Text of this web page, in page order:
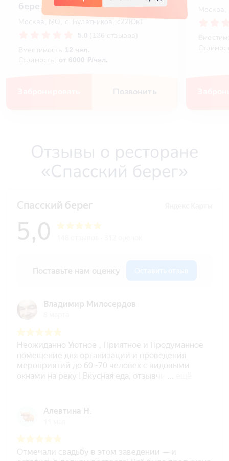
берег
Москва, МО, с. Булатников, с22Юк1
5.0 (136 отзывов)
Вместимость
12 чел.
Стоимость: от 6000 ₽/чел.
Позвонить
Отзывы о ресторане
«Спасский берег»